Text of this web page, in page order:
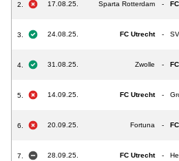
2. 17.08.25. Sparta Rotterdam -
3. 24.08.25. FC Utrecht -
4. 31.08.25. Zwolle -
5. 14.09.25. FC Utrecht -
6. 20.09.25. Fortuna -
7. 28.09.25. FC Utrecht -